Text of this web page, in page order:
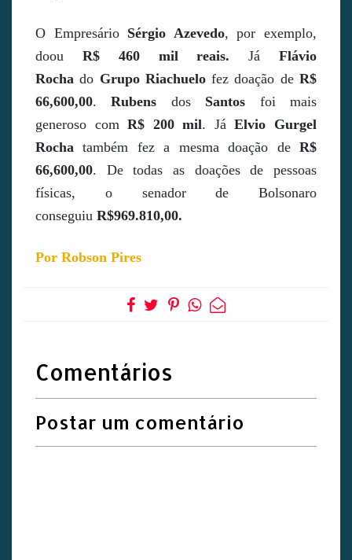
O Empresário Sérgio Azevedo, por exemplo,
doou R$ 460 mil reais. JáFlávio
Rocha do Grupo Riachuelofez doação deR$
66,600,00.Rubens dosSantos foi mais
generoso com R$ 200 mil. Já Elvio Gurgel
Rocha também fez a mesma doação de R$
66,600,00. De todas as doações de pessoas
físicas, o senador de Bolsonaro
conseguiu R$969.810,00.
Por Robson Pires
Comentários
Postar um comentário